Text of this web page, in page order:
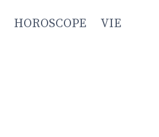
HOROSCOPE VIE